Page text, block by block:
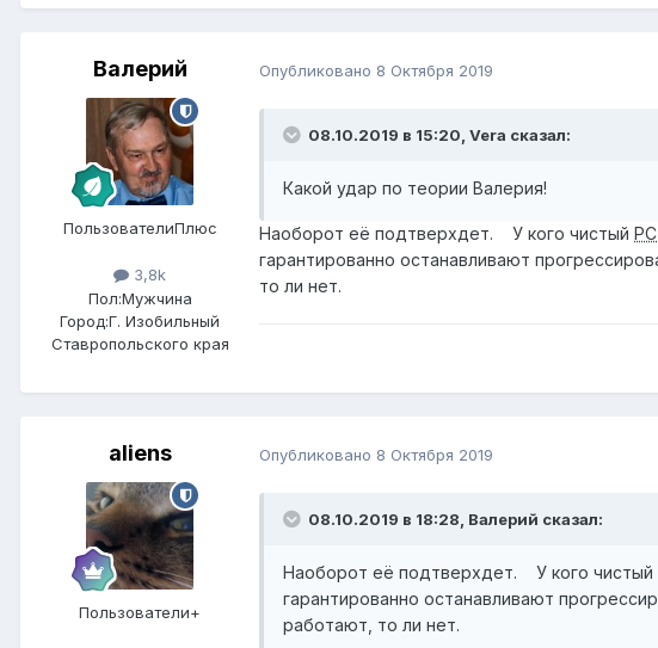
Валерий
ПользователиПлюс
3,8k
Пол:Мужчина
Город:Г. Изобильный
Ставропольского края
Опубликовано 8 Октября 2019
08.10.2019 в 15:20, Vera сказал:
Какой удар по теории Валерия!
Наоборот её подтверхдет. У кого чистый РС
гарантированно останавливают
то ли нет.
aliens
Пользователи+
Опубликовано 8 Октября 2019
08.10.2019 в 18:28, Валерий сказал:
Наоборот её подтверхдет. У кого чистый
гарантированно останавливают
работают, то ли нет.